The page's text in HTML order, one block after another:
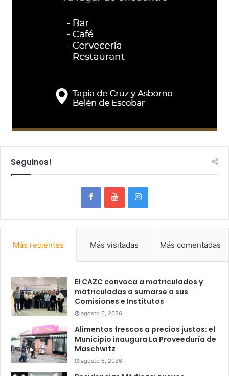
Seguinos!
Más recientes Más visitadas Más comentadas
El CAZC convoca a matriculados y
matriculadas a sumarse a sus
Comisiones e Institutos
agosto 6, 2026
Alimentos frescos a precios justos: el
Municipio inaugura La Proveeduría de
Maschwitz
agosto 6, 2026